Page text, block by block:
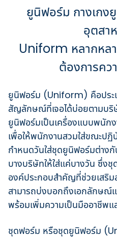
ยูนิฟอร์ม กางเกง
อุตสา
Uniform หลากหล
ต้องการค
ยูนิฟอร์ม (Uniform) คือประเ
สัญลักษณ์ที่เจอได้บ่อยตามบ
ยูนิฟอร์มเป็นเครื่องแบบพนัก
เพื่อให้พนักงานสวมใส่ขณะปฏิ
กำหนดวันใส่ชุดยูนิฟอร์มต่าง
บางบริษัทให้ใส่แค่บางวัน ซึ่ง
องค์ประกอบสำคัญที่ช่วยเสริ
สามารถบ่งบอกถึงเอกลักษณ์
พร้อมเพิ่มความเป็นมืออาชีพแ
ชุดฟอร์ม หรือชุดยูนิฟอร์ม